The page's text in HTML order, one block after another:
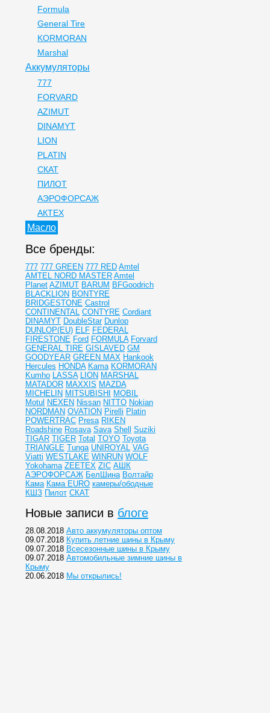
Formula
General Tire
KORMORAN
Marshal
Аккумуляторы
777
FORVARD
AZIMUT
DINAMYT
LION
PLATIN
СКАТ
ПИЛОТ
АЭРОФОРСАЖ
АКТЕХ
Масло
Все бренды:
777 777 GREEN 777 RED Amtel
AMTEL NORD MASTER Amtel
Planet AZIMUT BARUM BFGoodrich
BLACKLION BONTYRE
BRIDGESTONE Castrol
CONTINENTAL CONTYRE Cordiant
DINAMYT DoubleStar Dunlop
DUNLOP(EU) ELF FEDERAL
FIRESTONE Ford FORMULA Forvard
GENERAL TIRE GISLAVED GM
GOODYEAR GREEN MAX Hankook
Hercules HONDA Kama KORMORAN
Kumho LASSA LION MARSHAL
MATADOR MAXXIS MAZDA
MICHELIN MITSUBISHI
MOBIL
Motul NEXEN Nissan NITTO Nokian
NORDMAN OVATION Pirelli Platin
POWERTRAC Presa RIKEN
Roadshine Rosava Sava Shell
Suziki
TIGAR TIGER Total TOYO Toyota
TRIANGLE Tunga UNIROYAL VAG
Viatti WESTLAKE WINRUN WOLF
Yokohama ZEETEX ZIC АШК
АЭРОФОРСАЖ БелШина Волтайр
Кама Кама EURO камеры/ободные
КШЗ Пилот СКАТ
Новые записи в блоге
28.08.2018 Авто аккумуляторы оптом
09.07.2018 Купить летние шины в Крыму
09.07.2018 Всесезонные шины в Крыму
09.07.2018 Автомобильные зимние шины в
Крыму
20.06.2018 Мы открылись!